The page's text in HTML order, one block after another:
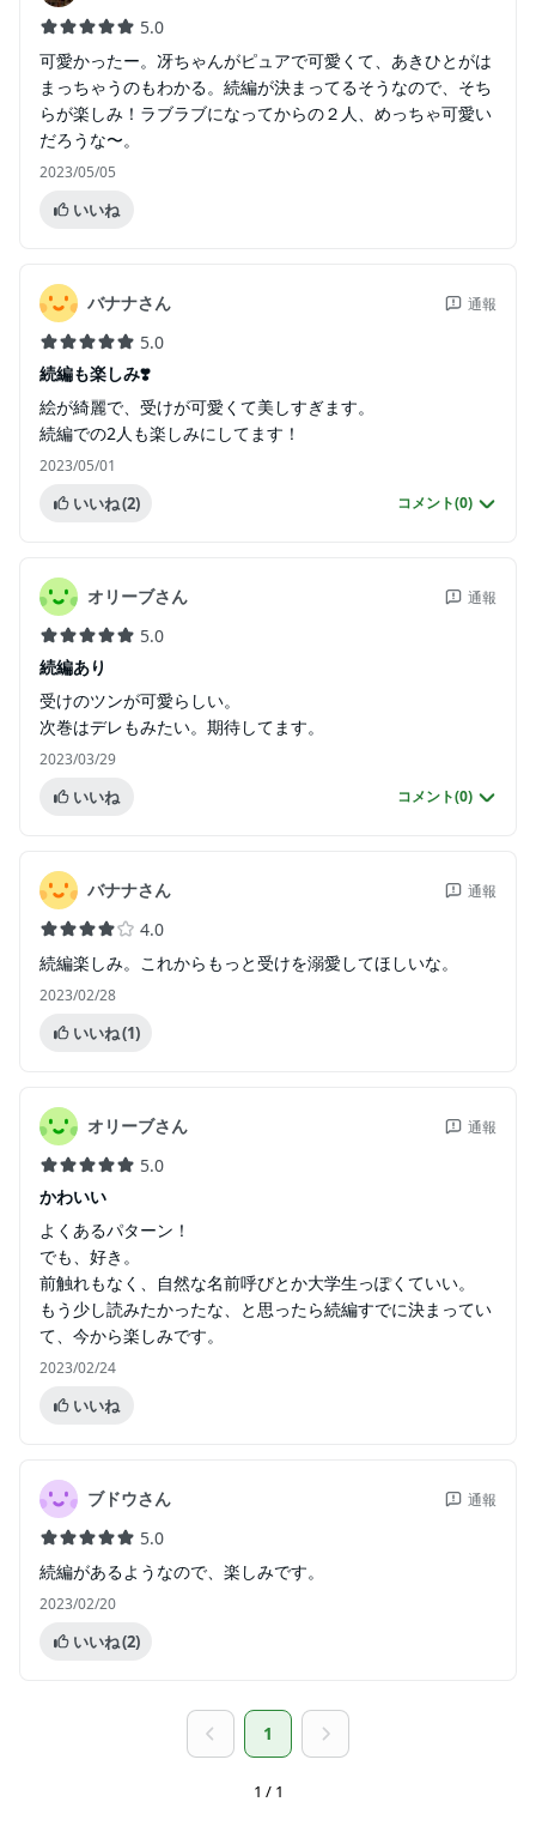
5.0
可愛かったー。冴ちゃんがピュアで可愛くて、あきひとがは
まっちゃうのもわかる。続編が決まってるそうなので、そち
らが楽しみ！ラブラブになってからの２人、めっちゃ可愛い
だろうな〜。
2023/05/05
いいね
バナナさん 通報
5.0
続編も楽しみ❣️
絵が綺麗で、受けが可愛くて美しすぎます。
続編での2人も楽しみにしてます！
2023/05/01
いいね(2) コメント(0)
オリーブさん 通報
5.0
続編あり
受けのツンが可愛らしい。
次巻はデレもみたい。期待してます。
2023/03/29
いいね コメント(0)
バナナさん 通報
4.0
続編楽しみ。これからもっと受けを溺愛してほしいな。
2023/02/28
いいね(1)
オリーブさん 通報
5.0
かわいい
よくあるパターン！
でも、好き。
前触れもなく、自然な名前呼びとか大学生っぽくていい。
もう少し読みたかったな、と思ったら続編すでに決まってい
て、今から楽しみです。
2023/02/24
いいね
ブドウさん 通報
5.0
続編があるようなので、楽しみです。
2023/02/20
いいね(2)
1
1 / 1